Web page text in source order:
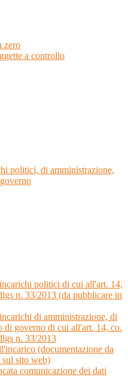
zero
a controllo
politici, di amministrazione,
politici di cui all'art. 14,
n. 33/2013 (da pubblicare in
di amministrazione, di
di governo di cui all'art. 14, co.
n. 33/2013
(documentazione da
sul sito web)
comunicazione dei dati